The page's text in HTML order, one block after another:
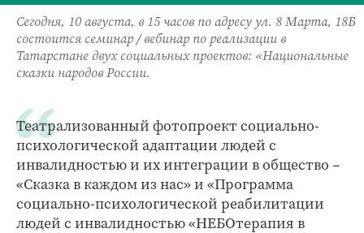
Сегодня, 10 августа, в 15 часов по адресу ул. 8 Марта, 18Б
состоится семинар / вебинар по реализации в
Татарстане двух социальных проектов: «Национальные
сказки народов России.
Театрализованный фотопроект социально-
психологической адаптации людей с
инвалидностью и их интеграции в общество –
«Сказка в каждом из нас» и «Программа
социально-психологической реабилитации
людей с инвалидностью «НЕБОтерапия в